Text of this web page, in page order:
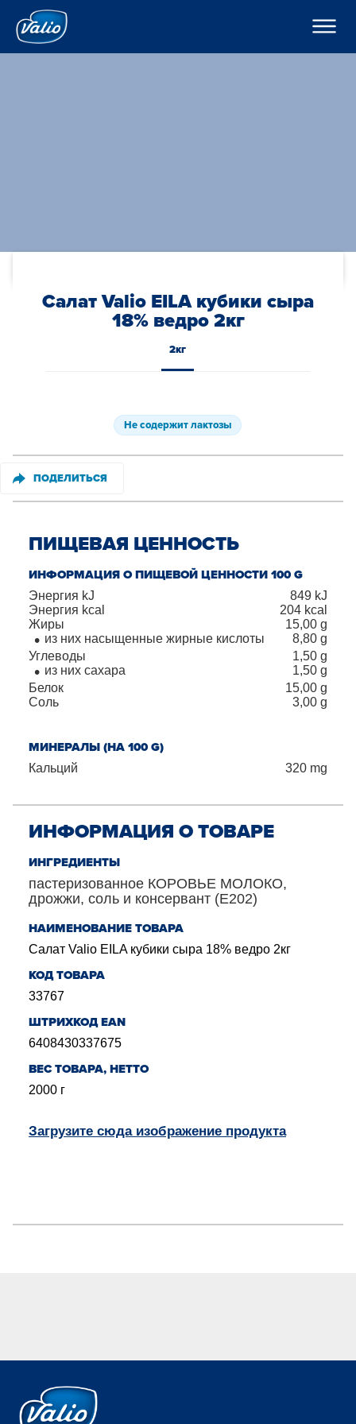
????????
????????
??????? ????????
O??????
? ???????????
Салат Valio EILA кубики сыра
18% ведро 2кг
2кг
Не содержит лактозы
ПОДЕЛИТЬСЯ
ПИЩЕВАЯ ЦЕННОСТЬ
ИНФОРМАЦИЯ О ПИЩЕВОЙ ЦЕННОСТИ 100 G
Энергия kJ 849 kJ
Энергия kcal
204 kcal
Жиры
15,00 g
из них насыщенные жирные кислоты
8,80 g
Углеводы
1,50 g
из них сахара
1,50 g
Белок
15,00 g
Соль
3,00 g
МИНЕРАЛЫ (НА 100 G)
Кальций 320 mg
ИНФОРМАЦИЯ О ТОВАРЕ
ИНГРЕДИЕНТЫ
пастеризованное КОРОВЬЕ МОЛОКО,
дрожжи, соль и консервант (E202)
НАИМЕНОВАНИЕ ТОВАРА
Салат Valio EILA кубики сыра 18% ведро 2кг
КОД ТОВАРА
33767
ШТРИХКОД EAN
6408430337675
BЕС ТОВАРА, НЕТТО
2000 г
Загрузите сюда изображение продукта